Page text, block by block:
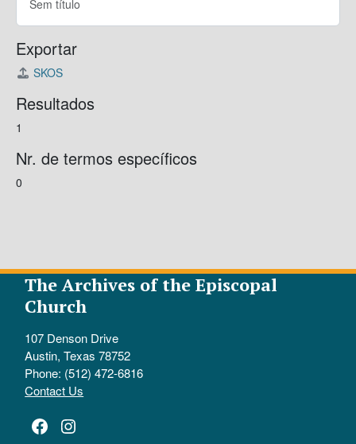
Sem título
Exportar
SKOS
Resultados
1
Nr. de termos específicos
0
The Archives of the Episcopal
Church
107 Denson Drive
Austin, Texas 78752
Phone: (512) 472-6816
Contact Us
Facebook
Instagram